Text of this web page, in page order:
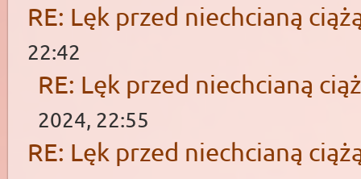
RE: Lęk przed niechcianą
22:42
RE: Lęk przed niechcianą
2024, 22:55
RE: Lęk przed niechcianą